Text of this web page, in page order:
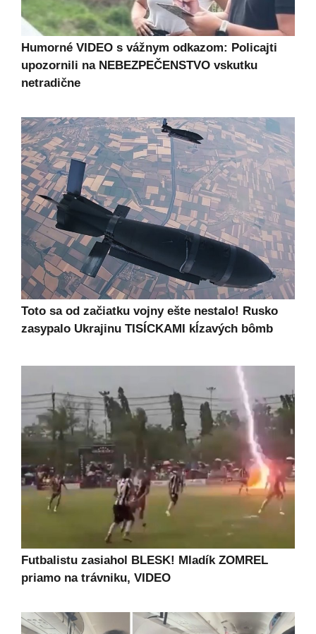
Humorné VIDEO s vážnym odkazom: Policajti
upozornili na NEBEZPEČENSTVO vskutku
netradične
Toto sa od začiatku vojny ešte nestalo! Rusko
zasypalo Ukrajinu TISÍCKAMI kĺzavých bômb
Futbalistu zasiahol BLESK! Mladík ZOMREL
priamo na trávniku, VIDEO